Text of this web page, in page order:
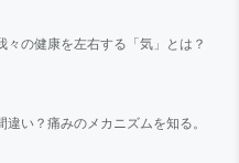
の健康を左右する「気」とは？
い？痛みのメカニズムを知る。